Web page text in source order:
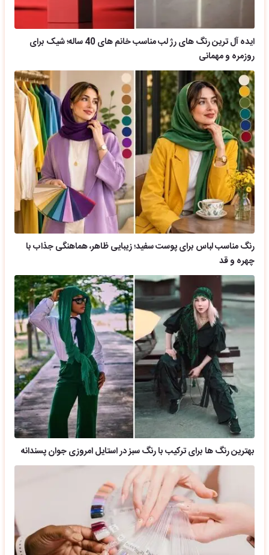
ایده آل ترین رنگ های رژ لب مناسب خانم های 40 ساله؛ شیک برای
روزمره و مهمانی
رنگ مناسب لباس برای پوست سفید؛ زیبایی ظاهر، هماهنگی جذاب با
چهره و قد
بهترین رنگ ها برای ترکیب با رنگ سبز در استایل امروزی جوان پسندانه